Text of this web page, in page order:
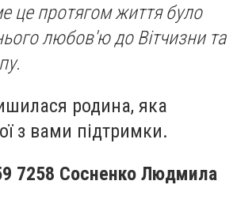
це протягом життя було
любов'ю до Вітчизни та
родина, яка
з вами підтримки.
7258 Сосненко Людмила